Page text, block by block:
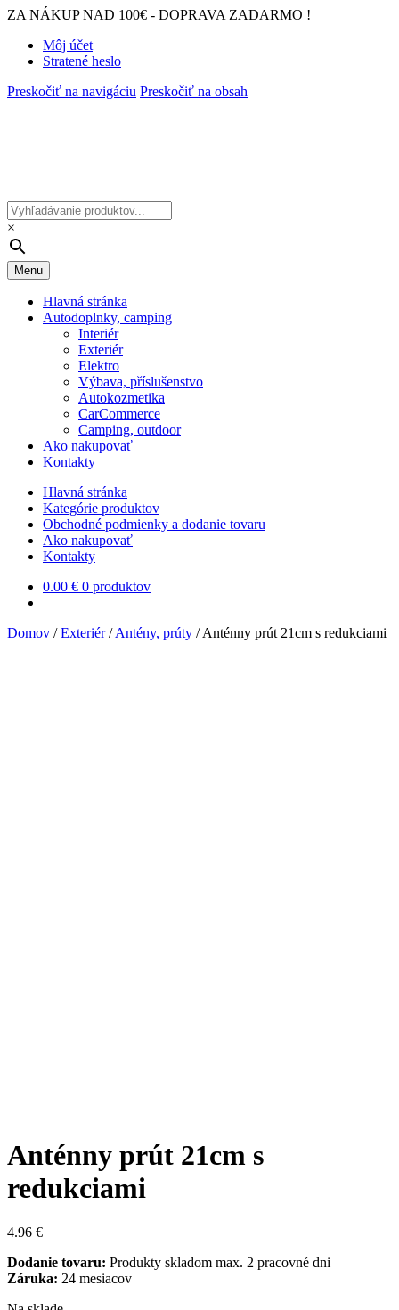
ZA NÁKUP NAD 100€ - DOPRAVA ZADARMO !
Môj účet
Stratené heslo
Preskočiť na navigáciu Preskočiť na obsah
×
Menu
Hlavná stránka
Autodoplnky, camping
Interiér
Exteriér
Elektro
Výbava, příslušenstvo
Autokozmetika
CarCommerce
Camping, outdoor
Ako nakupovať
Kontakty
Hlavná stránka
Kategórie produktov
Obchodné podmienky a dodanie tovaru
Ako nakupovať
Kontakty
0.00 € 0 produktov
Domov /Exteriér/Antény, prúty /Anténny prút 21cm s redukciami
Anténny prút 21cm s
redukciami
4.96 €
Dodanie tovaru: Produkty skladom max. 2 pracovné dni
Záruka: 24 mesiacov